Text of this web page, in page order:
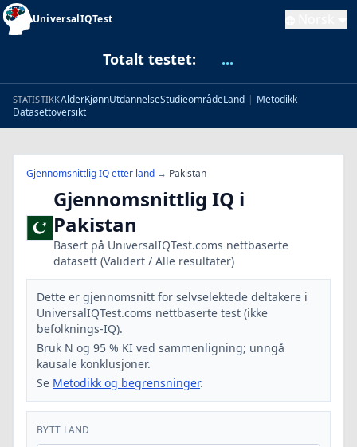
UniversalIQTest
Totalt testet: ...
STATISTIKKAlderKjønnUtdannelseStudieområdeLand | Metodikk
Datasettoversikt
Gjennomsnittlig IQ etter land → Pakistan
Gjennomsnittlig IQ i
Pakistan
Basert på UniversalIQTest.coms nettbaserte
datasett (Validert / Alle resultater)
Dette er gjennomsnitt for selvselektede deltakere i
UniversalIQTest.coms nettbaserte test (ikke
befolknings-IQ).
Bruk N og 95 % KI ved sammenligning; unngå
kausale konklusjoner.
Se Metodikk og begrensninger.
BYTT LAND